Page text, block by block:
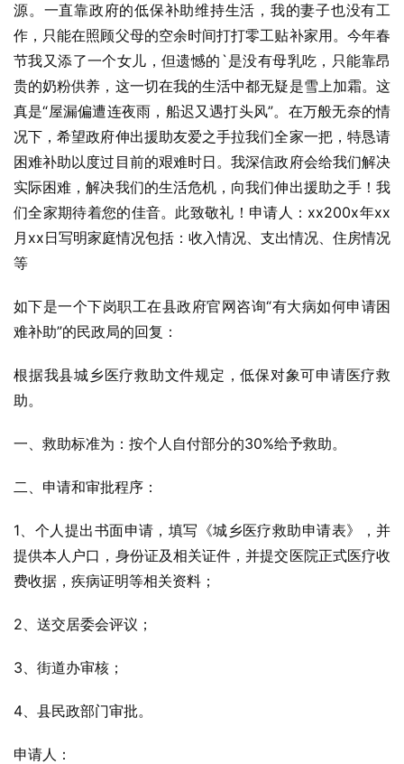
源。一直靠政府的低保补助维持生活，我的妻子也没有工
作，只能在照顾父母的空余时间打打零工贴补家用。今年春
节我又添了一个女儿，但遗憾的`是没有母乳吃，只能靠昂
贵的奶粉供养，这一切在我的生活中都无疑是雪上加霜。这
真是“屋漏偏遭连夜雨，船迟又遇打头风”。在万般无奈的情
况下，希望政府伸出援助友爱之手拉我们全家一把，特恳请
困难补助以度过目前的艰难时日。我深信政府会给我们解决
实际困难，解决我们的生活危机，向我们伸出援助之手！我
们全家期待着您的佳音。此致敬礼！申请人：xx200x年xx
月xx日写明家庭情况包括：收入情况、支出情况、住房情况
等
如下是一个下岗职工在县政府官网咨询“有大病如何申请困
难补助”的民政局的回复：
根据我县城乡医疗救助文件规定，低保对象可申请医疗救
助。
一、救助标准为：按个人自付部分的30%给予救助。
二、申请和审批程序：
1、个人提出书面申请，填写《城乡医疗救助申请表》，并
提供本人户口，身份证及相关证件，并提交医院正式医疗收
费收据，疾病证明等相关资料；
2、送交居委会评议；
3、街道办审核；
4、县民政部门审批。
申请人：